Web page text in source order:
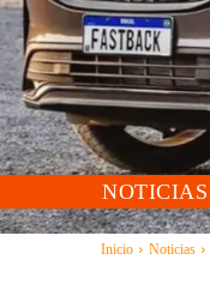
NOTICIAS
Inicio Noticias